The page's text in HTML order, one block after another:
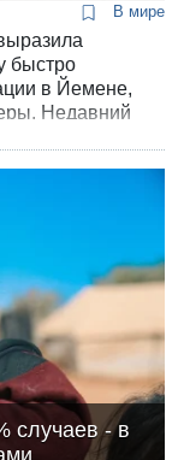
В мире
быстро
в Йемене,
Недавний
случаев - в